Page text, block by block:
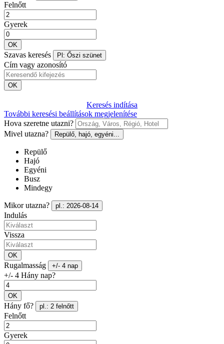
Felnőtt
Gyerek
OK
Szavas keresés Pl: Őszi szünet
Cím vagy azonosító
OK
Keresés indítása
További keresési beállítások megjelenítése
Hova szeretne utazni?
Mivel utazna?
Repülő, hajó, egyéni...
Repülő
Hajó
Egyéni
Busz
Mindegy
Mikor utazna? pl.: 2026-08-14
Indulás
Vissza
OK
Rugalmasság +/- 4 nap
+/- 4 Hány nap?
OK
Hány fő? pl.: 2 felnőtt
Felnőtt
Gyerek